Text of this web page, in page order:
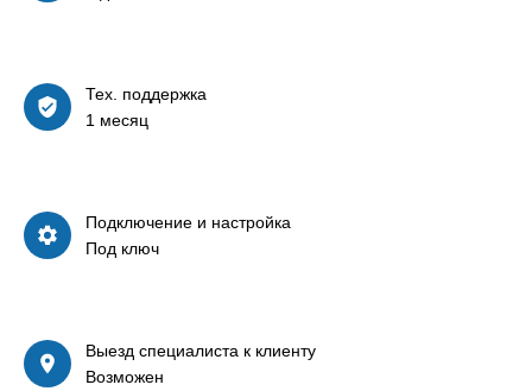
Тех. поддержка
1 месяц
Подключение и настройка
Под ключ
Выезд специалиста к клиенту
Возможен